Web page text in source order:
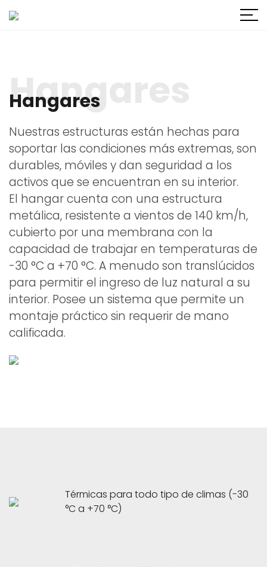
Hangares
Hangares
Nuestras estructuras están hechas para
soportar las condiciones más extremas, son
durables, móviles y dan seguridad a los
activos que se encuentran en su interior.
El hangar cuenta con una estructura
metálica, resistente a vientos de 140 km/h,
cubierto por una membrana con la
capacidad de trabajar en temperaturas de
-30 °C a +70 °C. A menudo son translúcidos
para permitir el ingreso de luz natural a su
interior. Posee un sistema que permite un
montaje práctico sin requerir de mano
calificada.
Térmicas para todo tipo de climas (-30
°C a +70 °C)